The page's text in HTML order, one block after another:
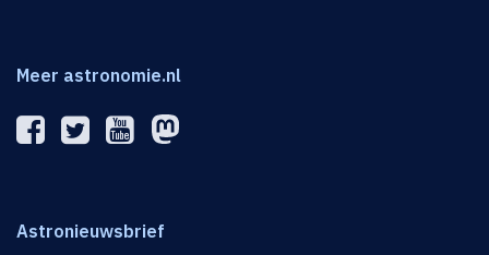
Meer astronomie.nl
Astronieuwsbrief